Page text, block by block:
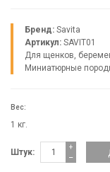
Бренд: Savita
Артикул: SAVIT01
Для щенков,
Миниатюрные
Вес:
1 кг.
Штук: −
+